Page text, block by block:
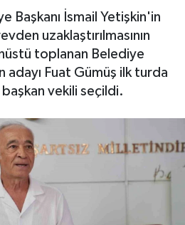
Başkanı İsmail Yetişkin'in
uzaklaştırılmasının
toplanan Belediye
adayı Fuat Gümüş ilk turda
vekili seçildi.